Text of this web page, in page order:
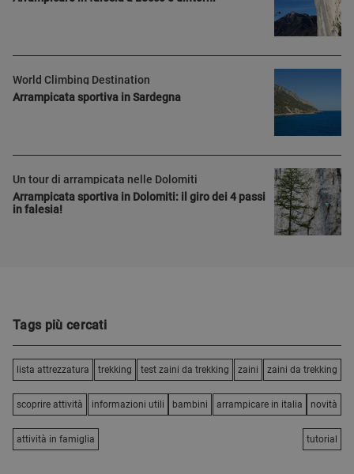
World Climbing Destination
Arrampicata sportiva in Sardegna
Un tour di arrampicata nelle Dolomiti
Arrampicata sportiva in Dolomiti: il giro dei 4 passi
in falesia!
Tags più cercati
lista attrezzatura trekking test zaini da trekking zaini zaini da trekking
scoprire attività informazioni utili bambini arrampicare in italia novità
attività in famiglia tutorial